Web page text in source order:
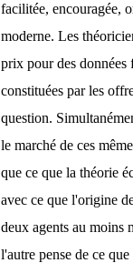
facilitée, encouragée,
moderne. Les
prix pour des données
constituées par les
question.
le marché de ces
que ce que la théorie
avec ce que l'origine
deux agents au moins
l'autre pense de ce